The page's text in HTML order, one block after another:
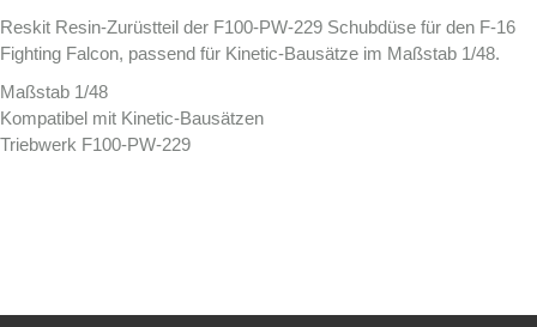
Reskit Resin-Zurüstteil der F100-PW-229 Schubdüse für den F-16
Fighting Falcon, passend für Kinetic-Bausätze im Maßstab 1/48.
Maßstab 1/48
Kompatibel mit Kinetic-Bausätzen
Triebwerk F100-PW-229